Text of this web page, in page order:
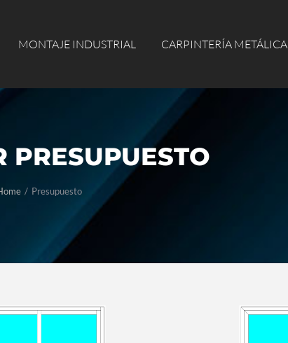
MONTAJE INDUSTRIAL CARPINTERÍA METÁLICA
PRESUPUESTO
Presupuesto